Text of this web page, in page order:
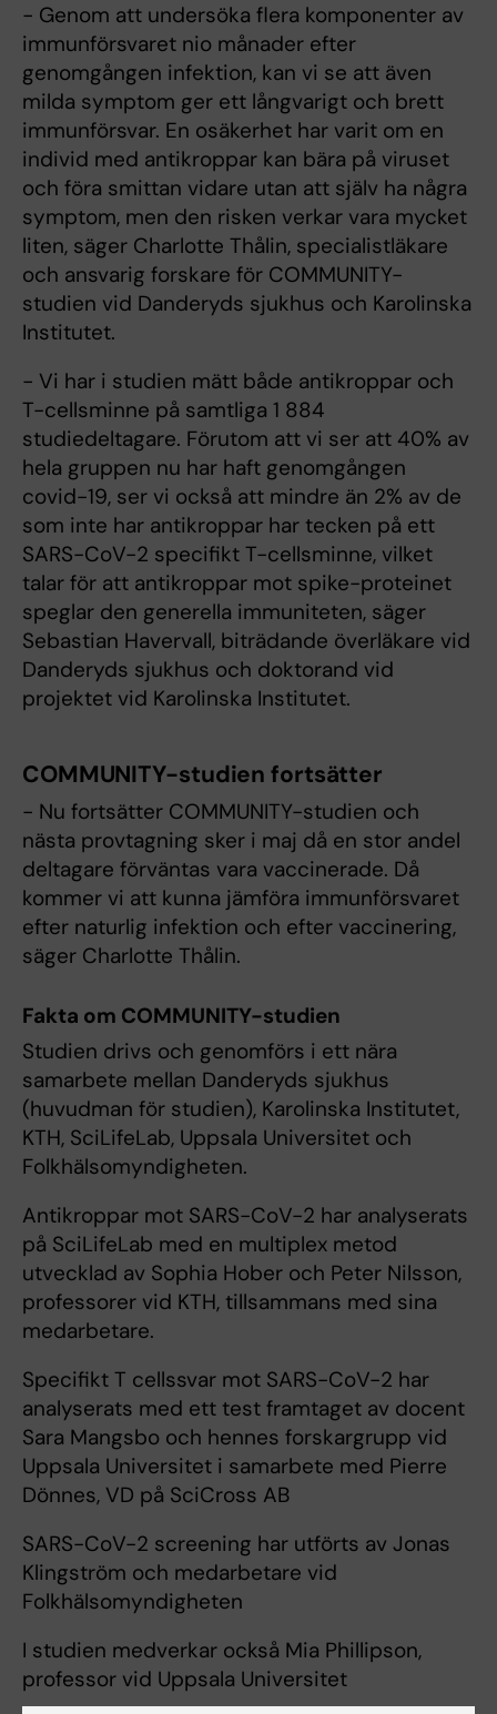
− Genom att undersöka flera komponenter av
immunförsvaret nio månader efter
genomgången infektion, kan vi se att även
milda symptom ger ett långvarigt och brett
immunförsvar. En osäkerhet har varit om en
individ med antikroppar kan bära på viruset
och föra smittan vidare utan att själv ha några
symptom, men den risken verkar vara mycket
liten, säger Charlotte Thålin, specialistläkare
och ansvarig forskare för COMMUNITY-
studien vid Danderyds sjukhus och Karolinska
Institutet.
− Vi har i studien mätt både antikroppar och
T-cellsminne på samtliga 1 884
studiedeltagare. Förutom att vi ser att 40% av
hela gruppen nu har haft genomgången
covid-19, ser vi också att mindre än 2% av de
som inte har antikroppar har tecken på ett
SARS-CoV-2 specifikt T-cellsminne, vilket
talar för att antikroppar mot spike-proteinet
speglar den generella immuniteten, säger
Sebastian Havervall, biträdande överläkare vid
Danderyds sjukhus och doktorand vid
projektet vid Karolinska Institutet.
COMMUNITY-studien fortsätter
− Nu fortsätter COMMUNITY-studien och
nästa provtagning sker i maj då en stor andel
deltagare förväntas vara vaccinerade. Då
kommer vi att kunna jämföra immunförsvaret
efter naturlig infektion och efter vaccinering,
säger Charlotte Thålin.
Fakta om COMMUNITY-studien
Studien drivs och genomförs i ett nära
samarbete mellan Danderyds sjukhus
(huvudman för studien), Karolinska Institutet,
KTH, SciLifeLab, Uppsala Universitet och
Folkhälsomyndigheten.
Antikroppar mot SARS-CoV-2 har analyserats
på SciLifeLab med en multiplex metod
utvecklad av Sophia Hober och Peter Nilsson,
professorer vid KTH, tillsammans med sina
medarbetare.
Specifikt T cellssvar mot SARS-CoV-2 har
analyserats med ett test framtaget av docent
Sara Mangsbo och hennes forskargrupp vid
Uppsala Universitet i samarbete med Pierre
Dönnes, VD på SciCross AB
SARS-CoV-2 screening har utförts av Jonas
Klingström och medarbetare vid
Folkhälsomyndigheten
I studien medverkar också Mia Phillipson,
professor vid Uppsala Universitet